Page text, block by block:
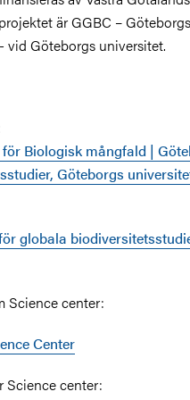
är GGBC –
vid Göteborgs universitet.
Biologisk mångfald |
Göteborgs
globala
Science center:
Center
Science center: